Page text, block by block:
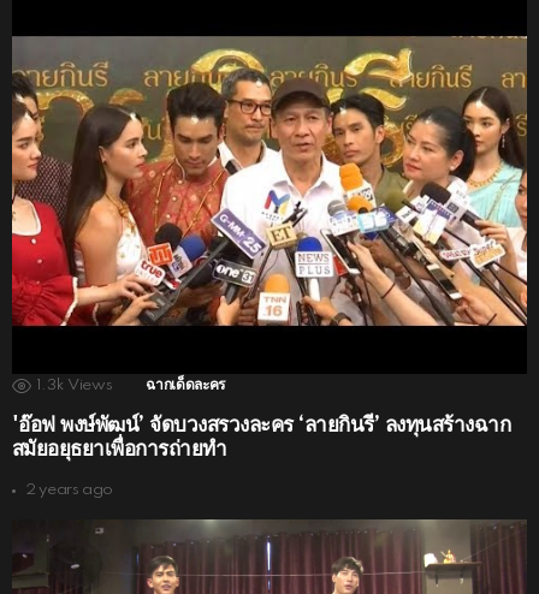
1.3k Views ฉากเด็ดละคร
'อ๊อฟ พงษ์พัฒน์’ จัดบวงสรวงละคร ‘ลายกินรี’ ลงทุนสร้างฉาก
สมัยอยุธยาเพื่อการถ่ายทำ
2 years ago